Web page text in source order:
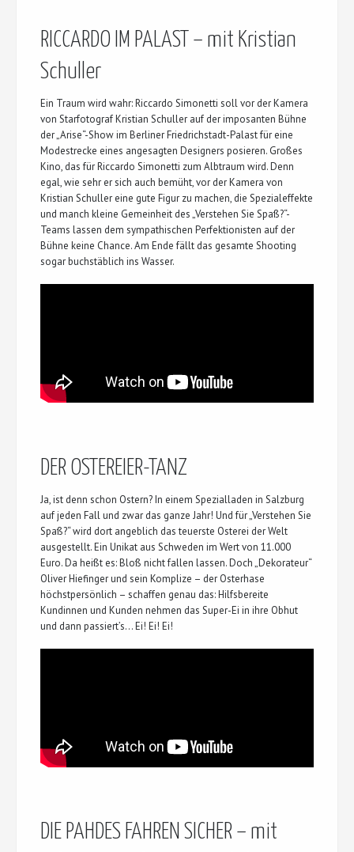
RICCARDO IM PALAST – mit Kristian
Schuller
Ein Traum wird wahr: Riccardo Simonetti soll vor der Kamera
von Starfotograf Kristian Schuller auf der imposanten Bühne
der „Arise“-Show im Berliner Friedrichstadt-Palast für eine
Modestrecke eines angesagten Designers posieren. Großes
Kino, das für Riccardo Simonetti zum Albtraum wird. Denn
egal, wie sehr er sich auch bemüht, vor der Kamera von
Kristian Schuller eine gute Figur zu machen, die Spezialeffekte
und manch kleine Gemeinheit des „Verstehen Sie Spaß?“-
Teams lassen dem sympathischen Perfektionisten auf der
Bühne keine Chance. Am Ende fällt das gesamte Shooting
sogar buchstäblich ins Wasser.
DER OSTEREIER-TANZ
Ja, ist denn schon Ostern? In einem Spezialladen in Salzburg
auf jeden Fall und zwar das ganze Jahr! Und für „Verstehen Sie
Spaß?“ wird dort angeblich das teuerste Osterei der Welt
ausgestellt. Ein Unikat aus Schweden im Wert von 11.000
Euro. Da heißt es: Bloß nicht fallen lassen. Doch „Dekorateur“
Oliver Hiefinger und sein Komplize – der Osterhase
höchstpersönlich – schaffen genau das: Hilfsbereite
Kundinnen und Kunden nehmen das Super-Ei in ihre Obhut
und dann passiert’s… Ei! Ei! Ei!
DIE PAHDES FAHREN SICHER – mit